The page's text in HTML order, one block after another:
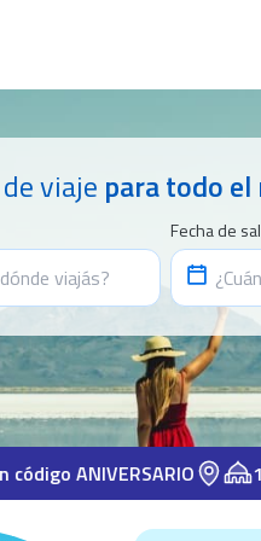
viaje para todo
Fecha de
10%